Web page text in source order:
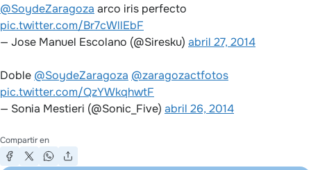
@SoydeZaragoza arco iris perfecto
pic.twitter.com/Br7cWllEbF
— Jose Manuel Escolano (@Siresku) abril 27, 2014
Doble @SoydeZaragoza @zaragozactfotos
pic.twitter.com/QzYWkqhwtF
— Sonia Mestieri (@Sonic_Five) abril 26, 2014
Compartir en